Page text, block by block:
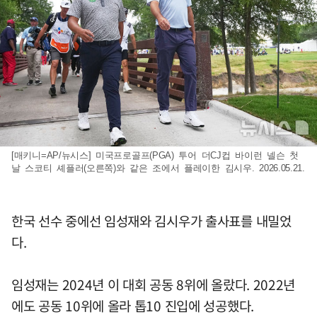
[매키니=AP/뉴시스] 미국프로골프(PGA) 투어 더CJ컵 바이런 넬슨 첫
날 스코티 셰플러(오른쪽)와 같은 조에서 플레이한 김시우. 2026.05.21.
한국 선수 중에선 임성재와 김시우가 출사표를 내밀었
다.
임성재는 2024년 이 대회 공동 8위에 올랐다. 2022년
에도 공동 10위에 올라 톱10 진입에 성공했다.